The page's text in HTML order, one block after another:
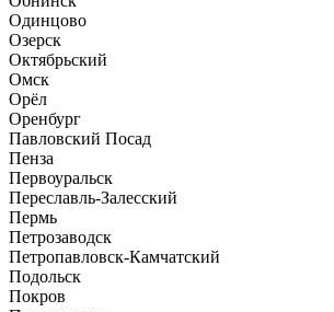
Одинцово
Озерск
Октябрьский
Омск
Орёл
Оренбург
Павловский Посад
Пенза
Первоуральск
Переславль-Залесский
Пермь
Петрозаводск
Петропавловск-Камчатский
Подольск
Покров